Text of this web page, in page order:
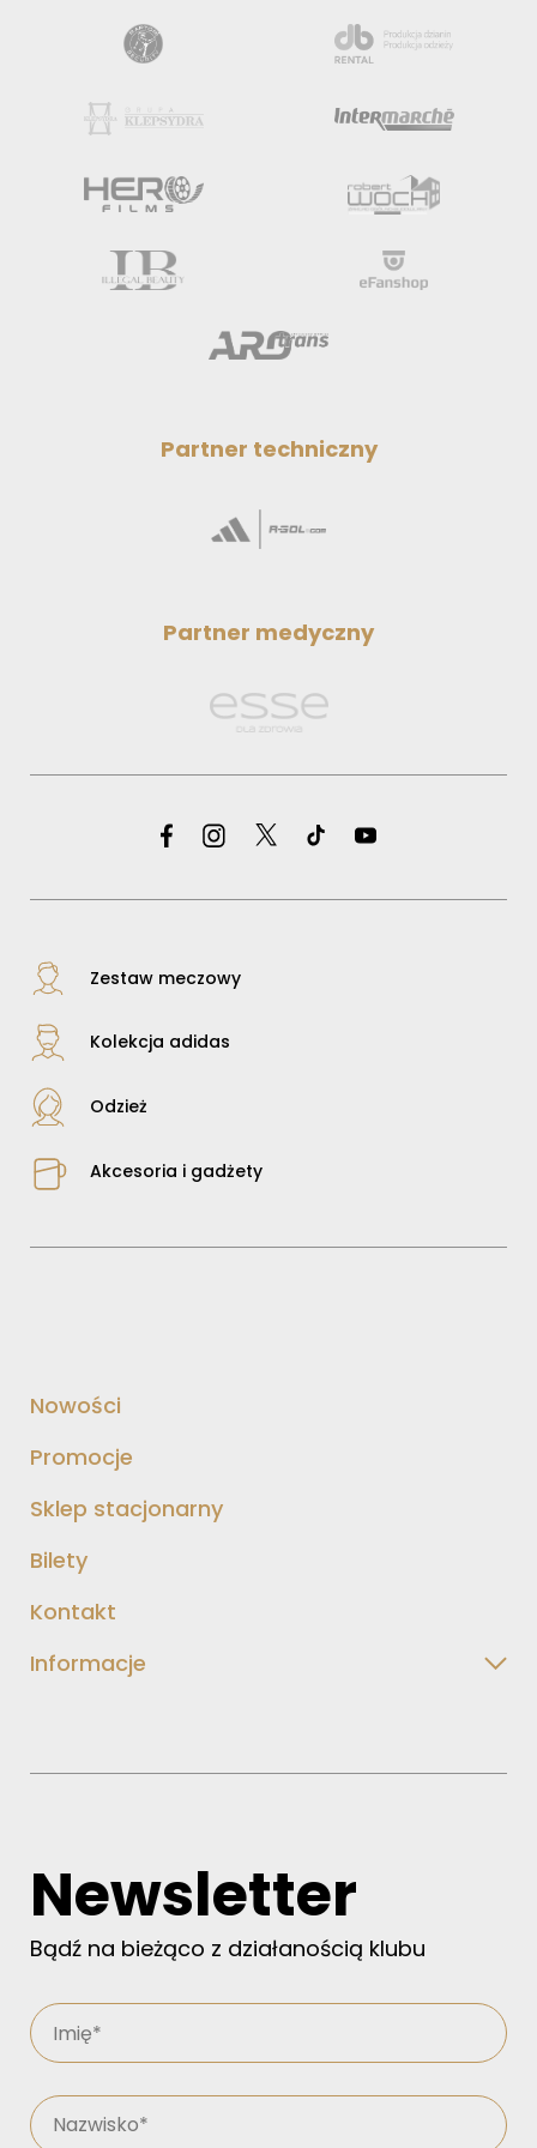
Partner techniczny
Partner medyczny
Zestaw meczowy
Kolekcja adidas
Odzież
Akcesoria i gadżety
Nowości
Promocje
Sklep stacjonarny
Bilety
Kontakt
Informacje
Newsletter
Bądź na bieżąco z działanością klubu